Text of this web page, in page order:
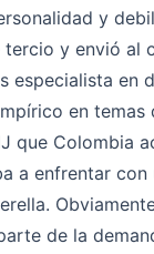
y
y envió al
especialista en
en temas
que Colombia
a enfrentar con
de la